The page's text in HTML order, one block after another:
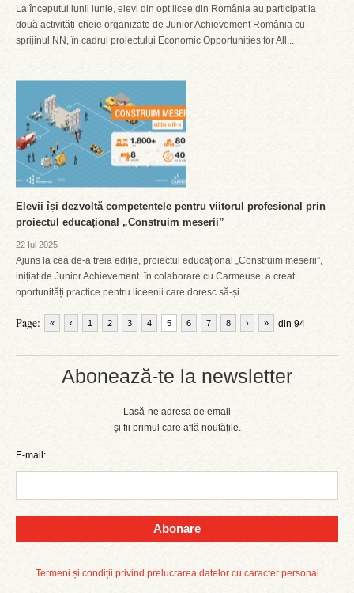
Abonează-te la newsletter
Lasă-ne adresa de email
și fii primul care află noutățile.
E-mail:
Abonare
Termeni și condiții privind prelucrarea datelor cu caracter personal
La începutul lunii iunie, elevi din opt licee din România au participat la
două activități-cheie organizate de Junior Achievement România cu
sprijinul NN, în cadrul proiectului Economic Opportunities for All...
Elevii își dezvoltă competențele pentru viitorul profesional prin
proiectul educațional „Construim meserii”
22 Iul 2025
Ajuns la cea de-a treia ediție, proiectul educațional „Construim meserii”,
inițiat de Junior Achievement în colaborare cu Carmeuse, a creat
oportunități practice pentru liceenii care doresc să-și...
Page: « ‹ 1 2 3 4 5 6 7 8 din 94
› »